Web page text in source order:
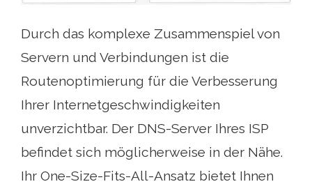
Durch das komplexe Zusammenspiel von
Servern und Verbindungen ist die
Routenoptimierung für die Verbesserung
Ihrer Internetgeschwindigkeiten
unverzichtbar. Der DNS-Server Ihres ISP
befindet sich möglicherweise in der Nähe.
Ihr One-Size-Fits-All-Ansatz bietet Ihnen